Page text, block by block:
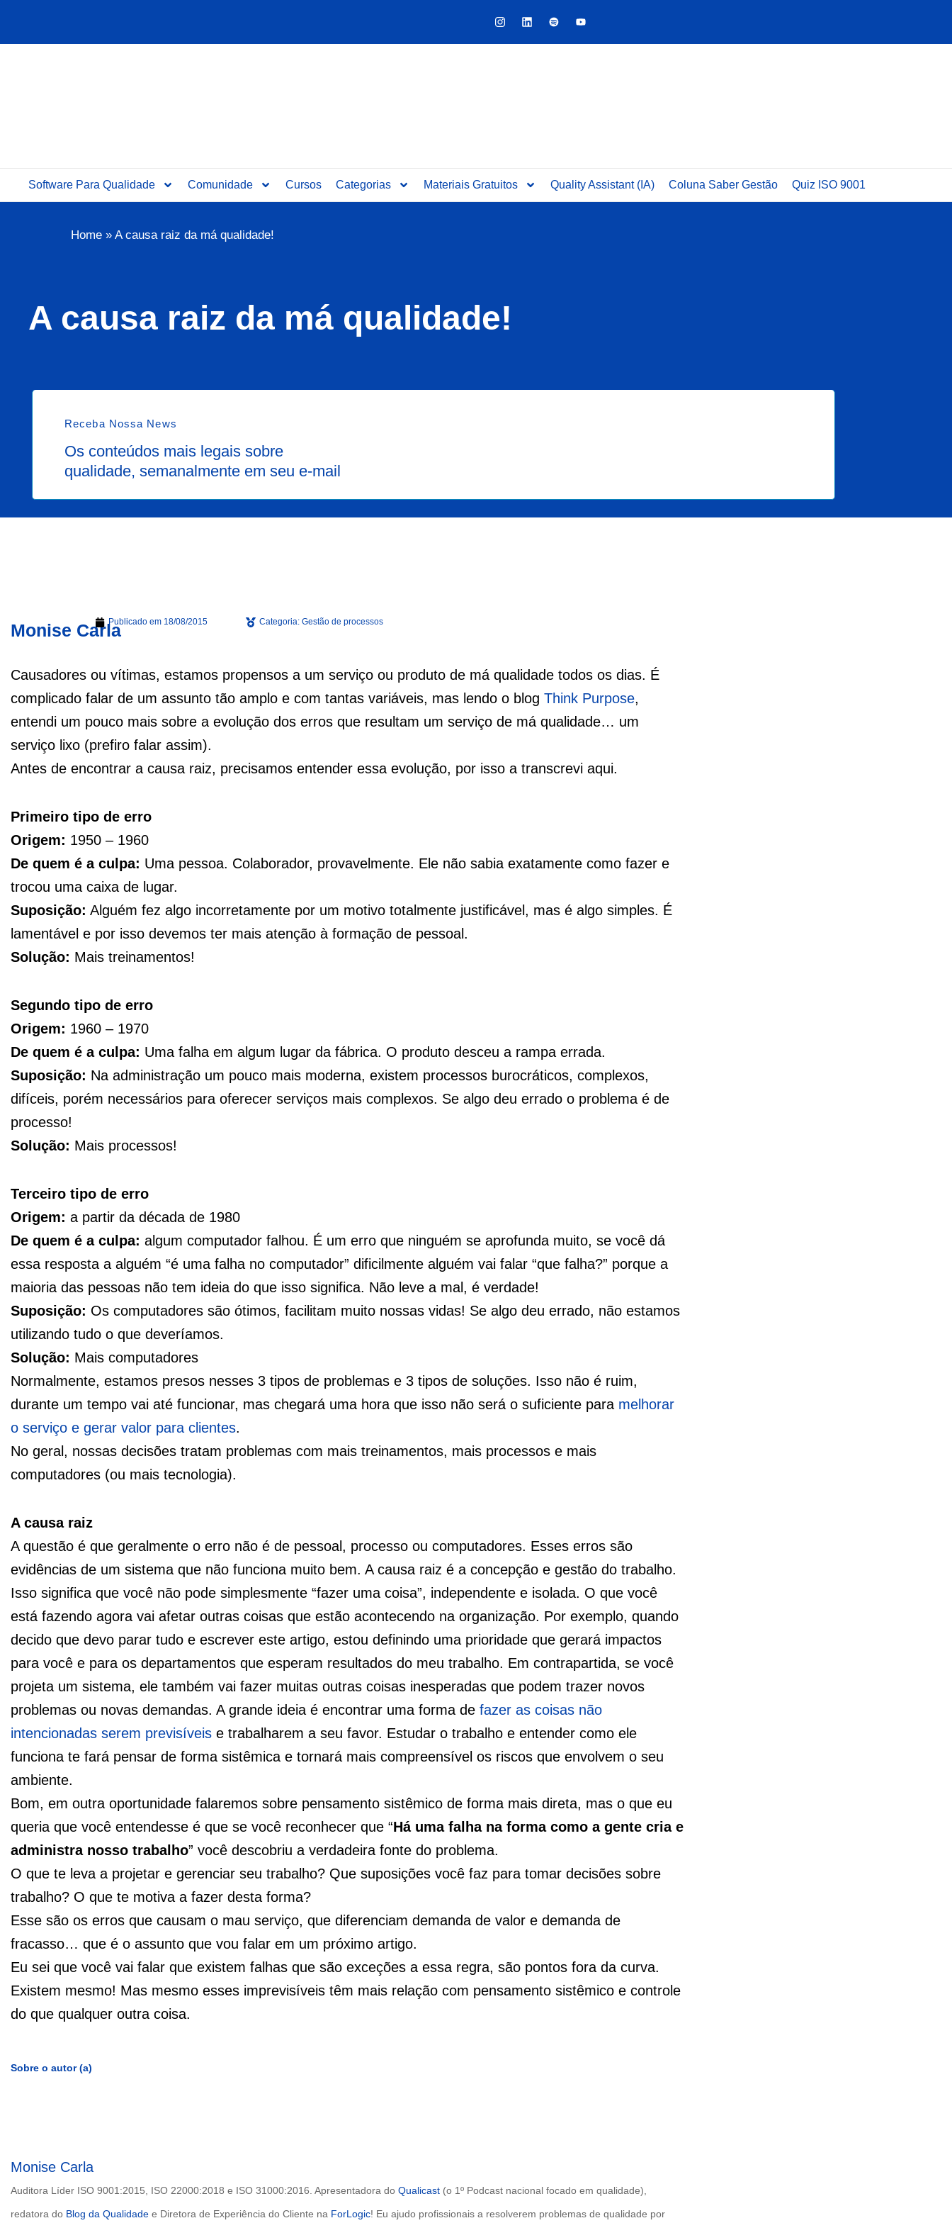
o
t
Software Para Qualidade Comunidade Cursos Categorias Materiais Gratuitos Quality Assistant (IA) Coluna Saber Gestão Quiz ISO 9001
Home » A causa raiz da má qualidade!
A causa raiz da má qualidade!
Receba Nossa News
Os conteúdos mais legais sobre
qualidade, semanalmente em seu e-mail
Monise CarlaPublicado em 18/08/2015 Categoria: Gestão de processos
Causadores ou vítimas, estamos propensos a um serviço ou produto de má qualidade todos os dias. É
complicado falar de um assunto tão amplo e com tantas variáveis, mas lendo o blog Think Purpose,
entendi um pouco mais sobre a evolução dos erros que resultam um serviço de má qualidade… um
serviço lixo (prefiro falar assim).
Antes de encontrar a causa raiz, precisamos entender essa evolução, por isso a transcrevi aqui.
Primeiro tipo de erro
Origem: 1950 – 1960
De quem é a culpa: Uma pessoa. Colaborador, provavelmente. Ele não sabia exatamente como fazer e
trocou uma caixa de lugar.
Suposição: Alguém fez algo incorretamente por um motivo totalmente justificável, mas é algo simples. É
lamentável e por isso devemos ter mais atenção à formação de pessoal.
Solução: Mais treinamentos!
Segundo tipo de erro
Origem: 1960 – 1970
De quem é a culpa: Uma falha em algum lugar da fábrica. O produto desceu a rampa errada.
Suposição: Na administração um pouco mais moderna, existem processos burocráticos, complexos,
difíceis, porém necessários para oferecer serviços mais complexos. Se algo deu errado o problema é de
processo!
Solução: Mais processos!
Terceiro tipo de erro
Origem: a partir da década de 1980
De quem é a culpa: algum computador falhou. É um erro que ninguém se aprofunda muito, se você dá
essa resposta a alguém “é uma falha no computador” dificilmente alguém vai falar “que falha?” porque a
maioria das pessoas não tem ideia do que isso significa. Não leve a mal, é verdade!
Suposição: Os computadores são ótimos, facilitam muito nossas vidas! Se algo deu errado, não estamos
utilizando tudo o que deveríamos.
Solução: Mais computadores
Normalmente, estamos presos nesses 3 tipos de problemas e 3 tipos de soluções. Isso não é ruim,
durante um tempo vai até funcionar, mas chegará uma hora que isso não será o suficiente para melhorar
o serviço e gerar valor para clientes.
No geral, nossas decisões tratam problemas com mais treinamentos, mais processos e mais
computadores (ou mais tecnologia).
A causa raiz
A questão é que geralmente o erro não é de pessoal, processo ou computadores. Esses erros são
evidências de um sistema que não funciona muito bem. A causa raiz é a concepção e gestão do trabalho.
Isso significa que você não pode simplesmente “fazer uma coisa”, independente e isolada. O que você
está fazendo agora vai afetar outras coisas que estão acontecendo na organização. Por exemplo, quando
decido que devo parar tudo e escrever este artigo, estou definindo uma prioridade que gerará impactos
para você e para os departamentos que esperam resultados do meu trabalho. Em contrapartida, se você
projeta um sistema, ele também vai fazer muitas outras coisas inesperadas que podem trazer novos
problemas ou novas demandas. A grande ideia é encontrar uma forma de fazer as coisas não
intencionadas serem previsíveis e trabalharem a seu favor. Estudar o trabalho e entender como ele
funciona te fará pensar de forma sistêmica e tornará mais compreensível os riscos que envolvem o seu
ambiente.
Bom, em outra oportunidade falaremos sobre pensamento sistêmico de forma mais direta, mas o que eu
queria que você entendesse é que se você reconhecer que “Há uma falha na forma como a gente cria e
administra nosso trabalho” você descobriu a verdadeira fonte do problema.
O que te leva a projetar e gerenciar seu trabalho? Que suposições você faz para tomar decisões sobre
trabalho? O que te motiva a fazer desta forma?
Esse são os erros que causam o mau serviço, que diferenciam demanda de valor e demanda de
fracasso… que é o assunto que vou falar em um próximo artigo.
Eu sei que você vai falar que existem falhas que são exceções a essa regra, são pontos fora da curva.
Existem mesmo! Mas mesmo esses imprevisíveis têm mais relação com pensamento sistêmico e controle
do que qualquer outra coisa.
Sobre o autor (a)
Monise Carla
Auditora Líder ISO 9001:2015, ISO 22000:2018 e ISO 31000:2016. Apresentadora do Qualicast (o 1º Podcast nacional focado em qualidade),
redatora do Blog da Qualidade e Diretora de Experiência do Cliente na ForLogic! Eu ajudo profissionais a resolverem problemas de qualidade por